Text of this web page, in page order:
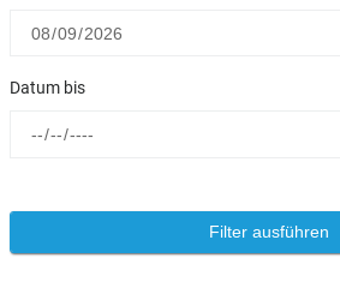
Datum bis